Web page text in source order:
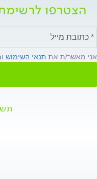
הצטרפו
אני מאשר/ת את תנאי השימוש ו